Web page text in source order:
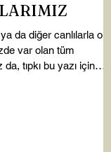
da diğer canlılarla olan
var olan tüm
da, tıpkı bu yazı için